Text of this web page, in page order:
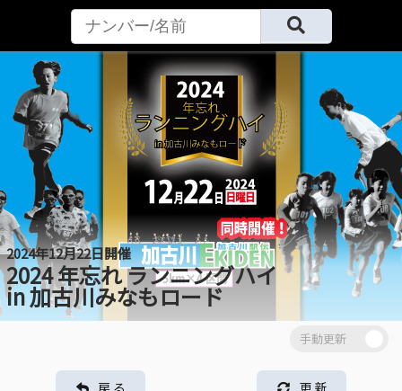
2024年12月22日開催
2024 年忘れ ランニングハイ
in 加古川みなもロード
戻 る 更 新